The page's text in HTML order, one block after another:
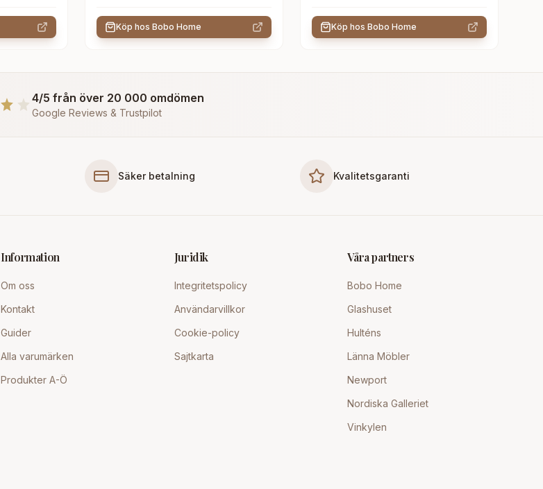
Köp hos Bobo Home Köp hos Bobo Home
4/5 från över 20 000 omdömen
Google Reviews & Trustpilot
Säker betalning Kvalitetsgaranti
Information
Om oss
Kontakt
Guider
Alla varumärken
Produkter A-Ö
Juridik
Integritetspolicy
Användarvillkor
Cookie-policy
Sajtkarta
Våra partners
Bobo Home
Glashuset
Hulténs
Länna Möbler
Newport
Nordiska Galleriet
Vinkylen